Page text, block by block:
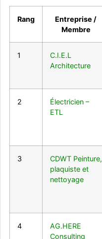
Rang
Entreprise /
Membre
1
C.I.E.L
Architecture
2
Électricien –
ETL
3
CDWT Peinture,
plaquiste et
nettoyage
4
AG.HERE
Consulting